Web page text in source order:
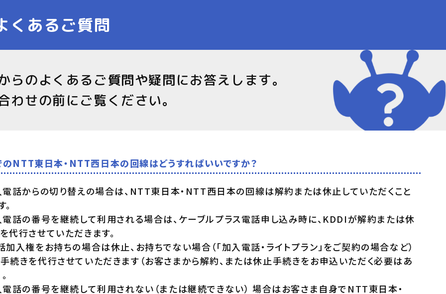
くあるご質問
らのよくあるご質問や疑問にお答えします。
わせの前にご覧ください。
NTT東日本・NTT西日本の回線はどうすればいいですか？
話からの切り替えの場合は、NTT東日本・NTT西日本の回線は解約または休止していただくこと
話の番号を継続して利用される場合は、ケーブルプラス電話申し込み時に、KDDIが解約または休
代行させていただきます。
加入権をお持ちの場合は休止、お持ちでない場合（「加入電話・ライトプラン」をご契約の場合など）
続きを代行させていただきます（お客さまから解約、または休止手続きをお申込いただく必要はあ
話の番号を継続して利用されない（または継続できない） 場合はお客さま自身でNTT東日本・